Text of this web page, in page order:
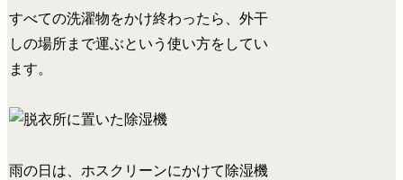
すべての洗濯物をかけ終わったら、外干
しの場所まで運ぶという使い方をしてい
ます。
雨の日は、ホスクリーンにかけて除湿機